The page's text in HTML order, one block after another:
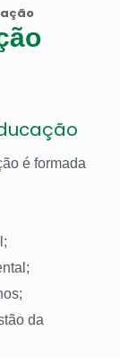
é formada
da